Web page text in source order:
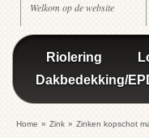
Welkom op de website
Riolering
Dakbedekking/
Home » Zink » Zinken kopschot